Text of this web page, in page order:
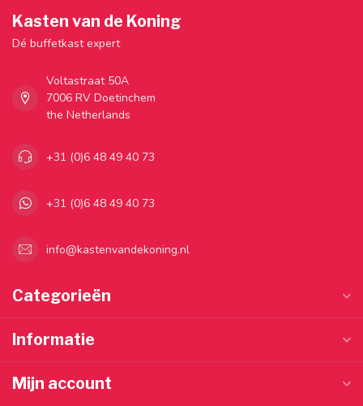
Kasten van de Koning
Dé buffetkast expert
Voltastraat 50A
7006 RV Doetinchem
the Netherlands
+31 (0)6 48 49 40 73
+31 (0)6 48 49 40 73
info@kastenvandekoning.nl
Categorieën
Informatie
Mijn account